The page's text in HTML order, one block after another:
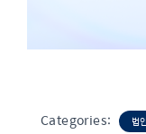
Categories: 법